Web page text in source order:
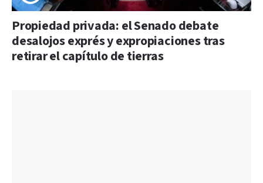
Propiedad privada: el Senado debate
desalojos exprés y expropiaciones tras
retirar el capítulo de tierras